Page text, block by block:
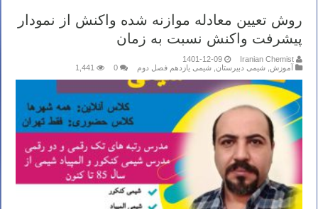
روش تعیین معادله موازنه شده واکنش از نمودار
پیشرفت واکنش نسبت به زمان
Iranian Chemist
1401-12-09
آموزش شیمی دبیرستان شیمی یازدهم فصل دوم 0
1,441